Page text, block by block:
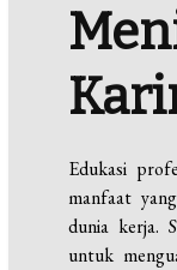
Edukasi
manfaat
dunia kerja.
untuk